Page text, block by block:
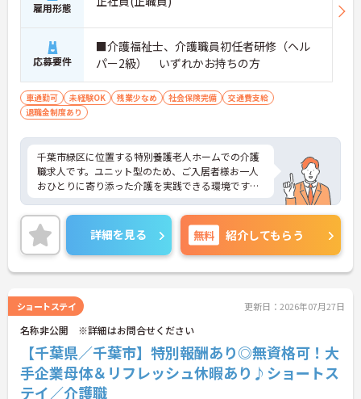
雇用形態
応募要件
■介護福祉士、介護職員初任者研修（ヘル
パー2級） いずれかお持ちの方
車通勤可 未経験OK 残業少なめ 社会保険完備
交通費支給
退職金制度あり
千葉市緑区に位置する特別養護老人ホームでの介護
職求人です。ユニット型のため、ご入居者様お一人
おひとりに寄り添った介護を実践できる環境です。
《おすすめポイント》
★プライベートとの両立を目指しやすい職場です
・残業は月平均10時間以下と少なめです
・メリハリをつけて働きやすい勤務環境です
・正社員として腰を据えて活躍できます
す
・ユニット型特別養護老人ホームでの勤務です
・少人数単位でのケアに携われます
・個別性を大切にした介護を実践できます
★日常に彩りを添える介護に携われます
・食事、入浴、排泄介助を担当します
・レクリエーションや外出支援にも関われます
詳細を見る 無料 紹介してもらう
ショートステイ 更新日：2026年07月27日
名称非公開 ※詳細はお問合せください
【千葉県／千葉市】特別報酬あり◎無資格可！大
手企業母体＆リフレッシュ休暇あり♪ショートス
テイ／介護職